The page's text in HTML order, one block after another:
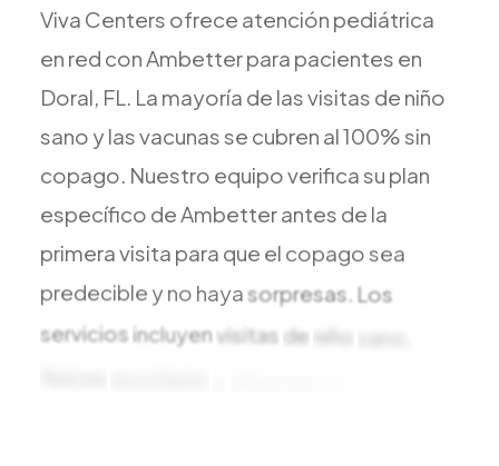
Todos los Servicios
TDAH
Ansiedad
Depresión
Trastorno Bipolar
Manejo de Medicamentos
Migraña
Viva Centers ofrece atención pediátrica
en red conAmbetterpara pacientes en
Doral, FL. La mayoría de lasvisitas de niño
sano ylasvacunasse cubren al100%sin
copago. Nuestro equipoverificasu plan
específico deAmbetterantes de la
primeravisita para que el copagosea
predecible y no hayasorpresas. Los
serviciosincluyenvisitas de niño
sano,